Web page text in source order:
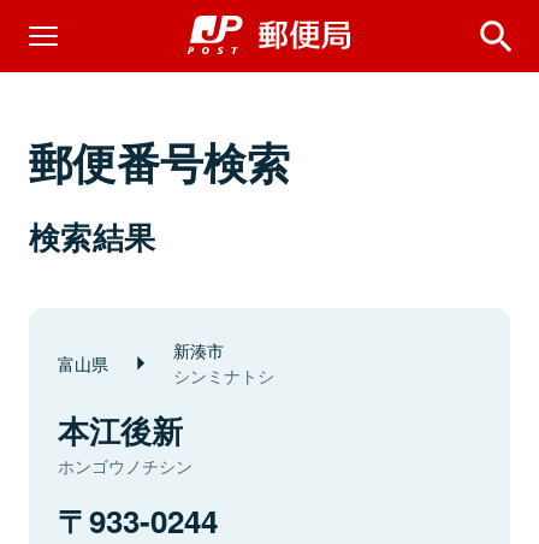
郵便番号検索
検索結果
富山県 新湊市
シンミナトシ
本江後新
ホンゴウノチシン
933-0244